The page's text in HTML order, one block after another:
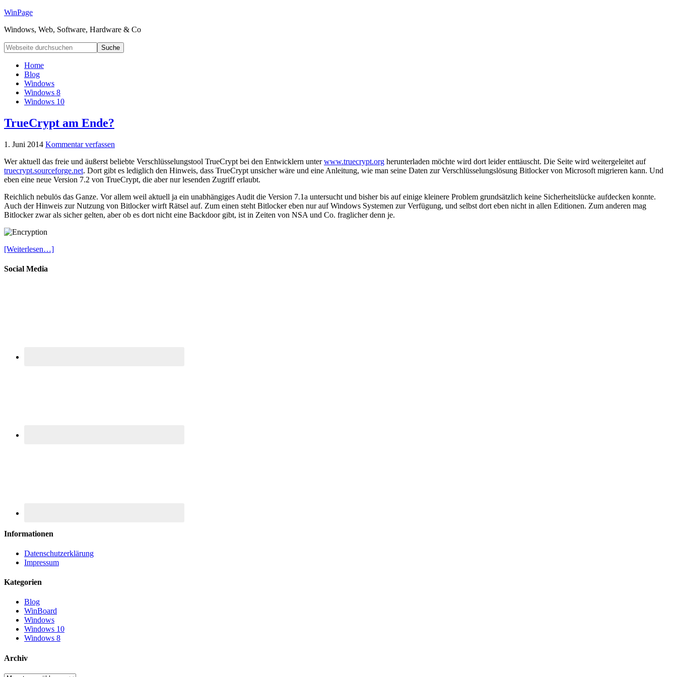
WinPage
Windows, Web, Software, Hardware & Co
Home
Blog
Windows
Windows 8
Windows 10
TrueCrypt am Ende?
1. Juni 2014 Kommentar verfassen
Wer aktuell das freie und äußerst beliebte Verschlüsselungstool TrueCrypt bei den Entwicklern unterwww.truecrypt.org herunterladen möchte wird dort leider enttäuscht. Die Seite wird weitergeleitet auf
truecrypt.sourceforge.net. Dort gibt es lediglich den Hinweis, dass TrueCrypt unsicher wäre und eine Anleitung, wie man seine Daten zur Verschlüsselungslösung Bitlocker von Microsoft migrieren kann. Und
eben eine neue Version 7.2 von TrueCrypt, die aber nur lesenden Zugriff erlaubt.
Reichlich nebulös das Ganze. Vor allem weil aktuell ja ein unabhängiges Audit die Version 7.1a untersucht und bisher bis auf einige kleinere Problem grundsätzlich keine Sicherheitslücke aufdecken konnte.
Auch der Hinweis zur Nutzung von Bitlocker wirft Rätsel auf. Zum einen steht Bitlocker eben nur auf Windows Systemen zur Verfügung, und selbst dort eben nicht in allen Editionen. Zum anderen mag
Bitlocker zwar als sicher gelten, aber ob es dort nicht eine Backdoor gibt, ist in Zeiten von NSA und Co. fraglicher denn je.
[Weiterlesen…]
Social Media
Informationen
Datenschutzerklärung
Impressum
Kategorien
Blog
WinBoard
Windows
Windows 10
Windows 8
Archiv